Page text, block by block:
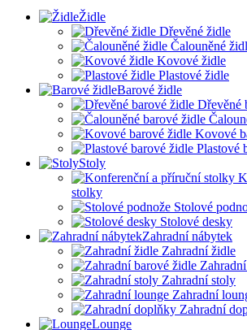
Židle
Dřevěné židle
Čalouněné
Kovové židle
Plastové židle
Barové židle
Dřevěné
Kovové
Plastové
Stoly
stolky
Stolové
Stolové desky
Zahradní nábytek
Zahradní židle
Zahradní stoly
Zahradní
Zahradní
Lounge